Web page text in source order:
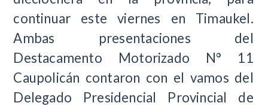
continuar este viernes en Timaukel.
Ambas presentaciones del
Destacamento Motorizado N° 11
Caupolicán contaron con el vamos del
Delegado Presidencial Provincial de